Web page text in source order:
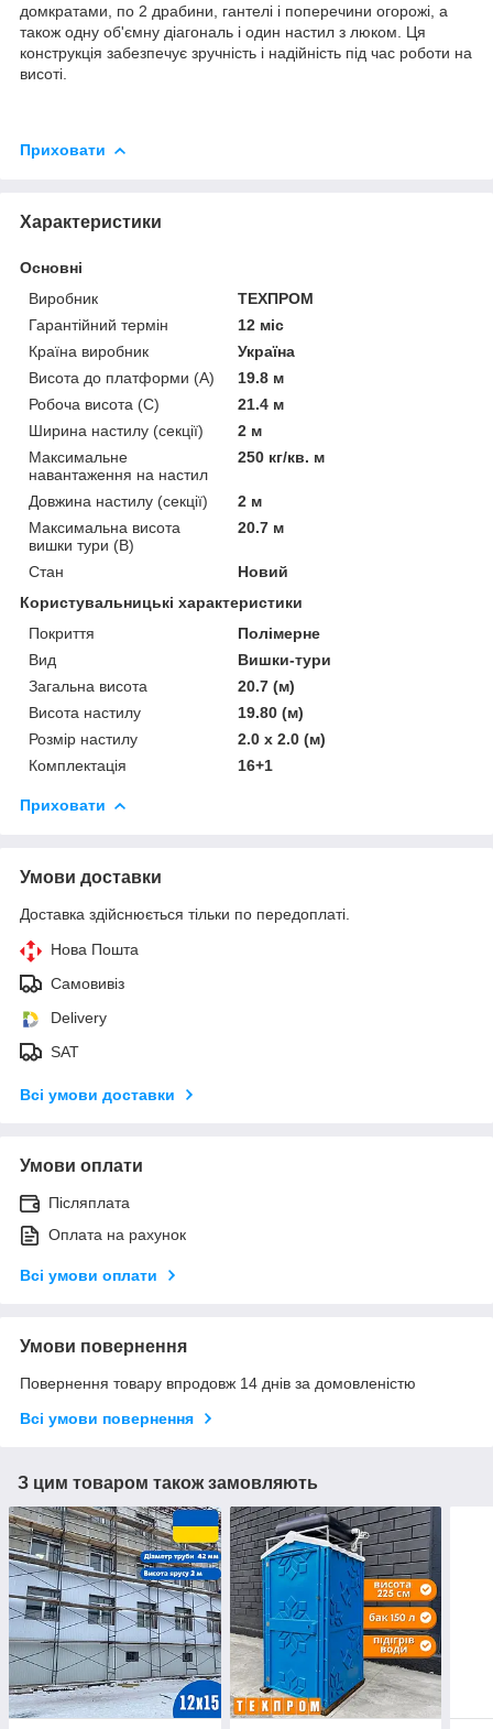
домкратами, по 2 драбини, гантелі і поперечини огорожі, а
також одну об'ємну діагональ і один настил з люком. Ця
конструкція забезпечує зручність і надійність під час роботи на
висоті.
Приховати
Характеристики
Основні
Виробник
ТЕХПРОМ
Гарантійний термін
12 міс
Країна виробник
Україна
Висота до платформи (А)
19.8 м
Робоча висота (С)
21.4 м
Ширина настилу (секції)
2 м
Максимальне
навантаження на настил
250 кг/кв. м
Довжина настилу (секції)
2 м
Максимальна висота
вишки тури (В)
20.7 м
Стан
Новий
Користувальницькі характеристики
Покриття
Полімерне
Вид
Вишки-тури
Загальна висота
20.7 (м)
Висота настилу
19.80 (м)
Розмір настилу
2.0 х 2.0 (м)
Комплектація
16+1
Приховати
Умови доставки
Доставка здійснюється тільки по передоплаті.
Нова Пошта
Самовивіз
Delivery
SAT
Всі умови доставки
Умови оплати
Післяплата
Оплата на рахунок
Всі умови оплати
Умови повернення
Повернення товару впродовж 14 днів за домовленістю
Всі умови повернення
З цим товаром також замовляють